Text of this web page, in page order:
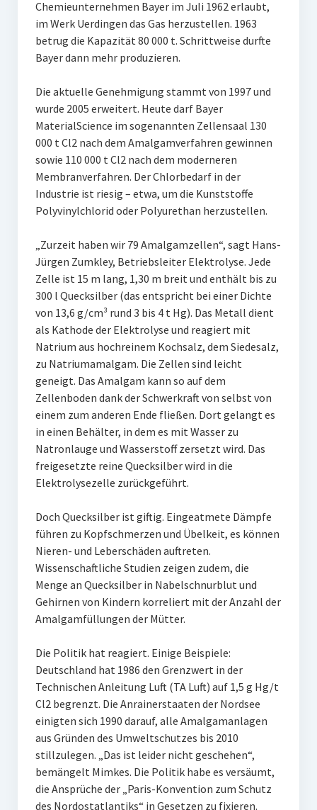
Chemieunternehmen Bayer im Juli 1962 erlaubt,
im Werk Uerdingen das Gas herzustellen. 1963
betrug die Kapazität 80 000 t. Schrittweise durfte
Bayer dann mehr produzieren.
Die aktuelle Genehmigung stammt von 1997 und
wurde 2005 erweitert. Heute darf Bayer
MaterialScience im sogenannten Zellensaal 130
000 t Cl2 nach dem Amalgamverfahren gewinnen
sowie 110 000 t Cl2 nach dem moderneren
Membranverfahren. Der Chlorbedarf in der
Industrie ist riesig – etwa, um die Kunststoffe
Polyvinylchlorid oder Polyurethan herzustellen.
„Zurzeit haben wir 79 Amalgamzellen“, sagt Hans-
Jürgen Zumkley, Betriebsleiter Elektrolyse. Jede
Zelle ist 15 m lang, 1,30 m breit und enthält bis zu
300 l Quecksilber (das entspricht bei einer Dichte
von 13,6 g/cm³ rund 3 bis 4 t Hg). Das Metall dient
als Kathode der Elektrolyse und reagiert mit
Natrium aus hochreinem Kochsalz, dem Siedesalz,
zu Natriumamalgam. Die Zellen sind leicht
geneigt. Das Amalgam kann so auf dem
Zellenboden dank der Schwerkraft von selbst von
einem zum anderen Ende fließen. Dort gelangt es
in einen Behälter, in dem es mit Wasser zu
Natronlauge und Wasserstoff zersetzt wird. Das
freigesetzte reine Quecksilber wird in die
Elektrolysezelle zurückgeführt.
Doch Quecksilber ist giftig. Eingeatmete Dämpfe
führen zu Kopfschmerzen und Übelkeit, es können
Nieren- und Leberschäden auftreten.
Wissenschaftliche Studien zeigen zudem, die
Menge an Quecksilber in Nabelschnurblut und
Gehirnen von Kindern korreliert mit der Anzahl der
Amalgamfüllungen der Mütter.
Die Politik hat reagiert. Einige Beispiele:
Deutschland hat 1986 den Grenzwert in der
Technischen Anleitung Luft (TA Luft) auf 1,5 g Hg/t
Cl2 begrenzt. Die Anrainerstaaten der Nordsee
einigten sich 1990 darauf, alle Amalgamanlagen
aus Gründen des Umweltschutzes bis 2010
stillzulegen. „Das ist leider nicht geschehen“,
bemängelt Mimkes. Die Politik habe es versäumt,
die Ansprüche der „Paris-Konvention zum Schutz
des Nordostatlantiks“ in Gesetzen zu fixieren.